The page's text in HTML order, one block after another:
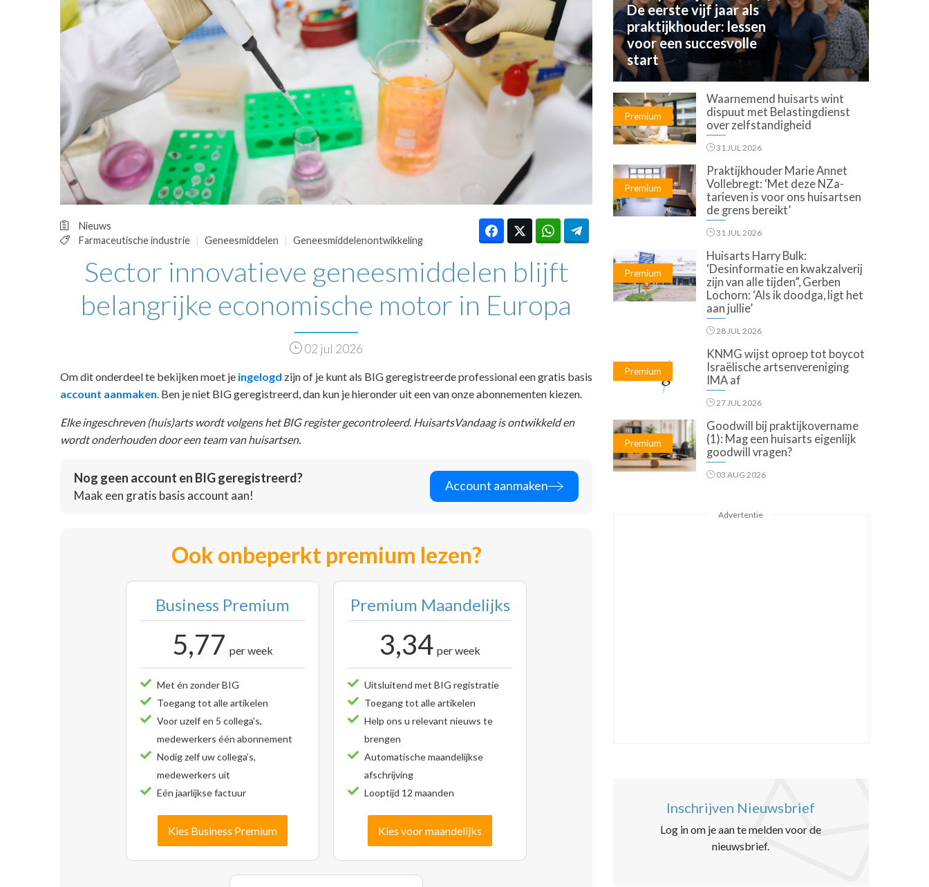
OPINIE
HUISARTSENPOST
PRAKTIJKZAKEN
TARIEVEN
VPHUISARTSEN
MEDISCHE VAKHANDEL
INLOGGEN
REGISTRATIE
Nieuws
Farmaceutische industrie
Geneesmiddelen Geneesmiddelenontwikkeling
Sector innovatieve geneesmiddelen blijft
belangrijke economische motor in Europa
02 jul 2026
Om dit onderdeel te bekijken moet je ingelogd zijn of je kunt als BIG geregistreerde professional een gratis basis
account aanmaken . Ben je niet BIG geregistreerd, dan kun je hieronder uit een van onze abonnementen kiezen.
Elke ingeschreven (huis)arts wordt volgens het BIG register gecontroleerd. HuisartsVandaag is ontwikkeld en
wordt onderhouden door een team van huisartsen.
Nog geen account en BIG geregistreerd?
Maak een gratis basis account aan!
Account aanmaken
Ook onbeperkt premium lezen?
Business Premium
5,77 per week
Met én zonder BIG
Toegang tot alle artikelen
Voor uzelf en 5 collega’s,
medewerkers één abonnement
Nodig zelf uw collega’s,
medewerkers uit
Eén jaarlijkse factuur
Kies Business Premium
Premium Maandelijks
3,34 per week
Uitsluitend met BIG registratie
Toegang tot alle artikelen
Help ons u relevant nieuws te
brengen
Automatische maandelijkse
afschrijving
Looptijd 12 maanden
Kies voor maandelijks
De eerste vijf jaar als
praktijkhouder: lessen
voor een succesvolle
start
Premium
Waarnemend huisarts wint
dispuut met Belastingdienst
over zelfstandigheid
31 JUL 2026
Premium
Praktijkhouder Marie Annet
Vollebregt: ‘Met deze NZa-
tarieven is voor ons huisartsen
de grens bereikt’
31 JUL 2026
Premium
Huisarts Harry Bulk:
‘Desinformatie en kwakzalverij
zijn van alle tijden”, Gerben
Lochorn: ‘Als ik doodga, ligt het
aan jullie’
28 JUL 2026
Premium
KNMG wijst oproep tot boycot
Israëlische artsenvereniging
IMA af
27 JUL 2026
Premium
Goodwill bij praktijkovername
(1): Mag een huisarts eigenlijk
goodwill vragen?
03 AUG 2026
Advertentie
Inschrijven Nieuwsbrief
Log in om je aan te melden voor de
nieuwsbrief.